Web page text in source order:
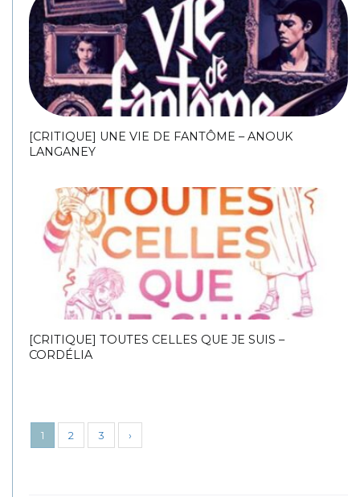
[CRITIQUE] UNE VIE DE FANTÔME – ANOUK
LANGANEY
[CRITIQUE] TOUTES CELLES QUE JE SUIS –
CORDÉLIA
1 2 3 ›